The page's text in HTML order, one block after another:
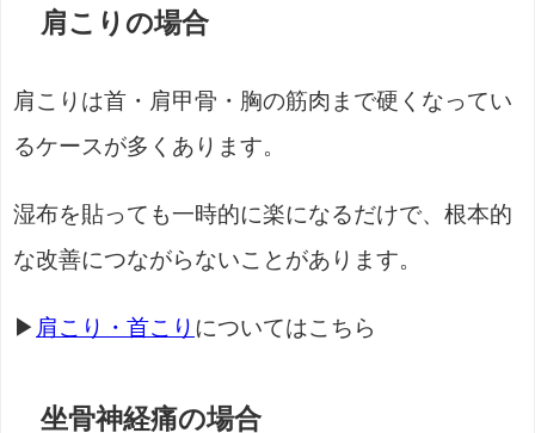
肩こりの場合
肩こりは首・肩甲骨・胸の筋肉まで硬くなってい
るケースが多くあります。
湿布を貼っても一時的に楽になるだけで、根本的
な改善につながらないことがあります。
▶ 肩こり・首こり についてはこちら
坐骨神経痛の場合